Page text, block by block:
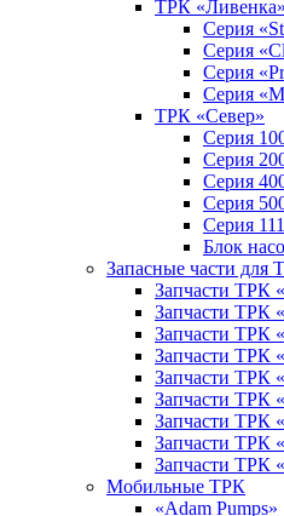
ТРК «Ливенка»
Серия
Серия
Серия
Серия
ТРК «Север»
Серия
Серия
Серия
Серия
Серия
Блок
Запасные части для
Запчасти ТРК
Запчасти ТРК
Запчасти ТРК
Запчасти ТРК
Запчасти ТРК
Запчасти ТРК
Запчасти ТРК
Запчасти ТРК
Запчасти ТРК
Мобильные ТРК
«Adam Pumps»